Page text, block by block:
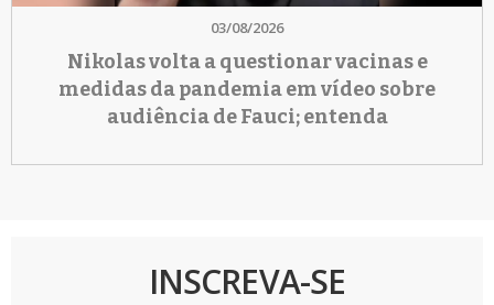
03/08/2026
Nikolas volta a questionar vacinas e
medidas da pandemia em vídeo sobre
audiência de Fauci; entenda
INSCREVA-SE